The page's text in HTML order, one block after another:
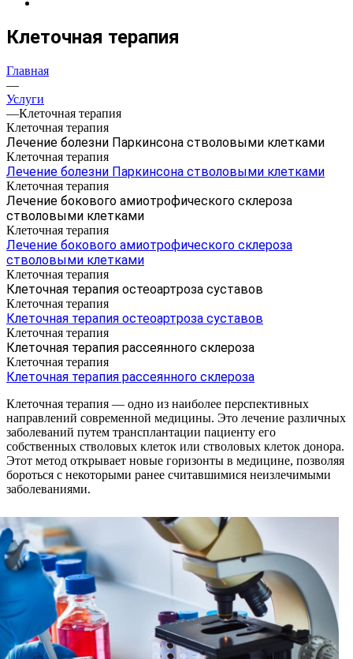
Клеточная терапия
Главная
—
Услуги
—Клеточная терапия
Клеточная терапия
Лечение болезни Паркинсона стволовыми клетками
Клеточная терапия
Лечение болезни Паркинсона стволовыми клетками
Клеточная терапия
Лечение бокового амиотрофического склероза
стволовыми клетками
Клеточная терапия
Лечение бокового амиотрофического склероза
стволовыми клетками
Клеточная терапия
Клеточная терапия остеоартроза суставов
Клеточная терапия
Клеточная терапия остеоартроза суставов
Клеточная терапия
Клеточная терапия рассеянного склероза
Клеточная терапия
Клеточная терапия рассеянного склероза
Клеточная терапия — одно из наиболее перспективных
направлений современной медицины. Это лечение различных
заболеваний путем трансплантации пациенту его
собственных стволовых клеток или стволовых клеток донора.
Этот метод открывает новые горизонты в медицине, позволяя
бороться с некоторыми ранее считавшимися неизлечимыми
заболеваниями.